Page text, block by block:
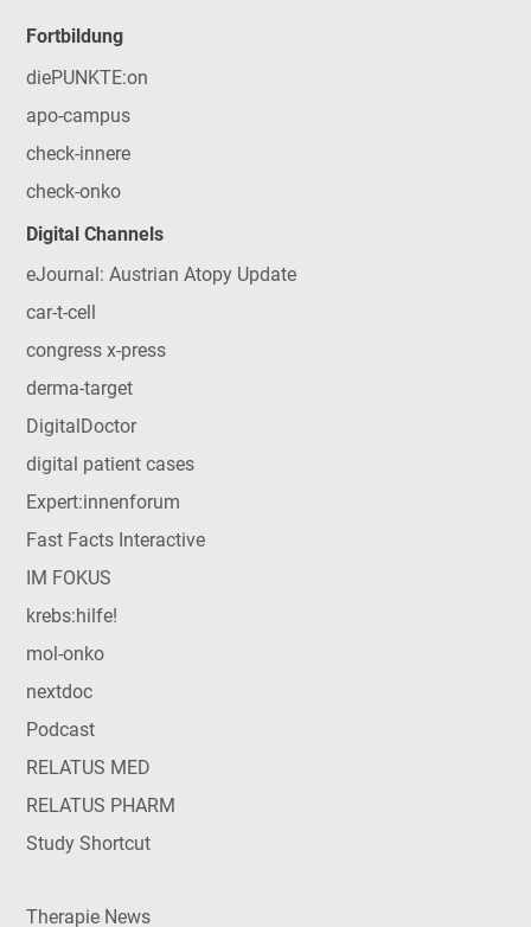
Fortbildung
diePUNKTE:on
apo-campus
check-innere
check-onko
Digital Channels
eJournal: Austrian Atopy Update
car-t-cell
congress x-press
derma-target
DigitalDoctor
digital patient cases
Expert:innenforum
Fast Facts Interactive
IM FOKUS
krebs:hilfe!
mol-onko
nextdoc
Podcast
RELATUS MED
RELATUS PHARM
Study Shortcut
Therapie News